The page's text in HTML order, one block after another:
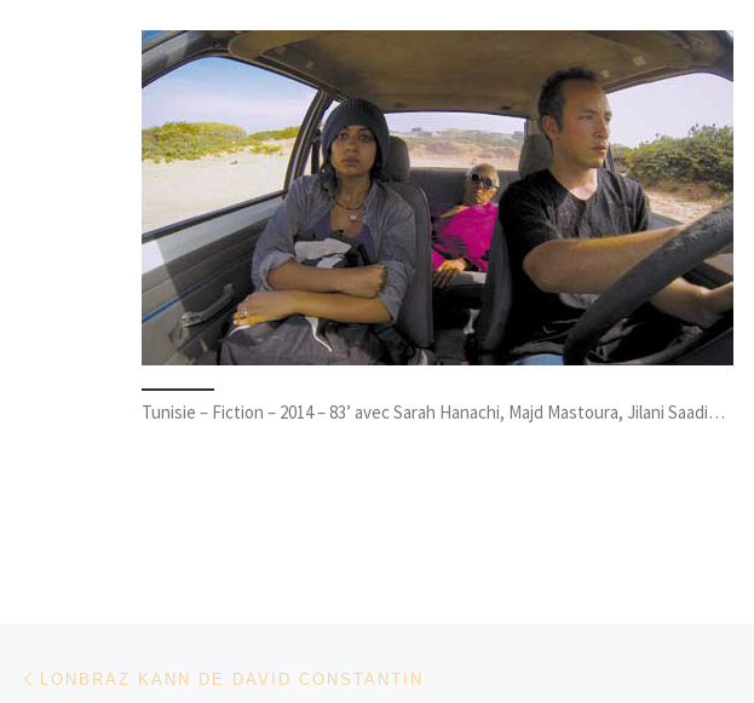
Tunisie – Fiction – 2014 – 83’ avec Sarah Hanachi, Majd Mastoura, Jilani Saadi…
Parcourir les articles
LONBRAZ KANN DE DAVID CONSTANTIN